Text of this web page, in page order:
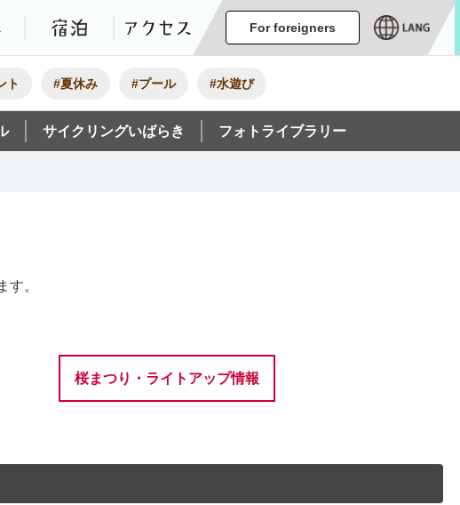
ームページ
験 イベント グルメ・みやげ宿泊 アクセス
For foreigners
ト #夏休み #プール #水遊び
サイクリングいばらき フォトライブラリー
。
桜まつり・ライトアップ情報